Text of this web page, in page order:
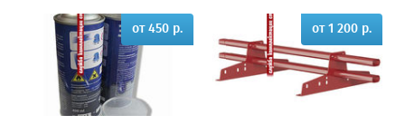
от 450 р. от 1 200 р.